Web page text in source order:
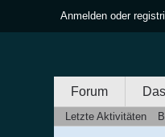
Anmelden oder
Forum
Letzte Aktivitäten